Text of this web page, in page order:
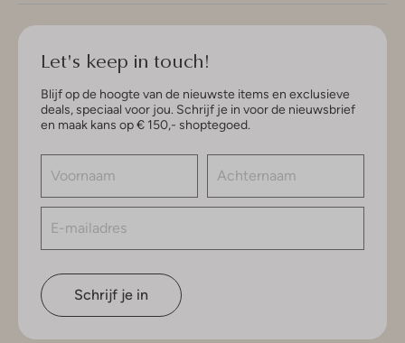
Let's keep in touch!
Blijf op de hoogte van de nieuwste items en exclusieve
deals, speciaal voor jou. Schrijf je in voor de nieuwsbrief
en maak kans op € 150,- shoptegoed.
Schrijf je in